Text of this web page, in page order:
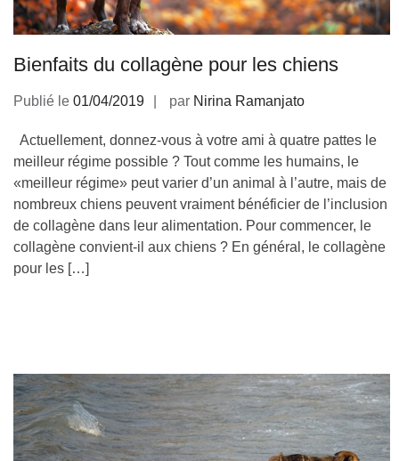
Bienfaits du collagène pour les chiens
Publié le 01/04/2019 par Nirina Ramanjato
Actuellement, donnez-vous à votre ami à quatre pattes le
meilleur régime possible ? Tout comme les humains, le
«meilleur régime» peut varier d’un animal à l’autre, mais de
nombreux chiens peuvent vraiment bénéficier de l’inclusion
de collagène dans leur alimentation. Pour commencer, le
collagène convient-il aux chiens ? En général, le collagène
pour les […]